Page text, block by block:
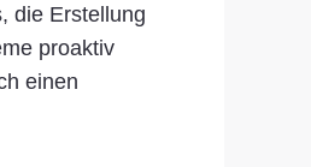
die Erstellung
proaktiv
einen